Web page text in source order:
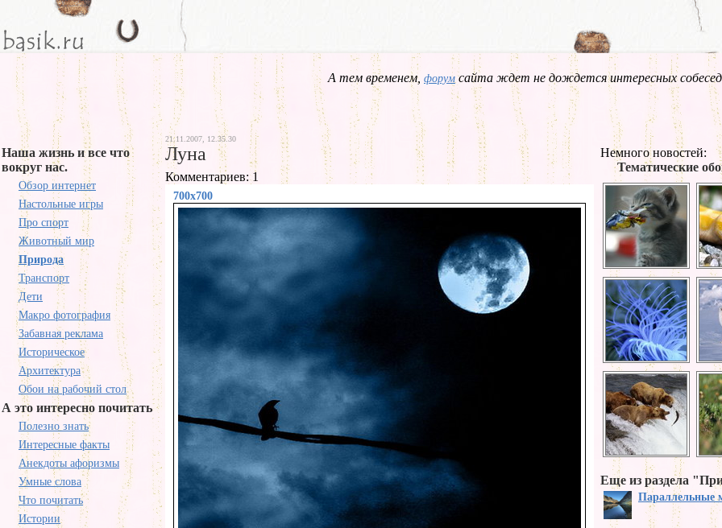
А тем временем, форум сайта ждет не дождется интересных
Наша жизнь и все что
вокруг нас.
Обзор интернет
Настольные игры
Про спорт
Животный мир
Природа
Транспорт
Дети
Макро фотография
Забавная реклама
Историческое
Архитектура
Обои на рабочий стол
А это интересно почитать
Полезно знать
Интересные факты
Анекдоты афоризмы
Умные слова
Что почитать
Истории
21.11.2007, 12.35.30
Луна
Комментариев: 1
700x700
Немного новостей:
Тематические
Еще из раздела
Параллельные